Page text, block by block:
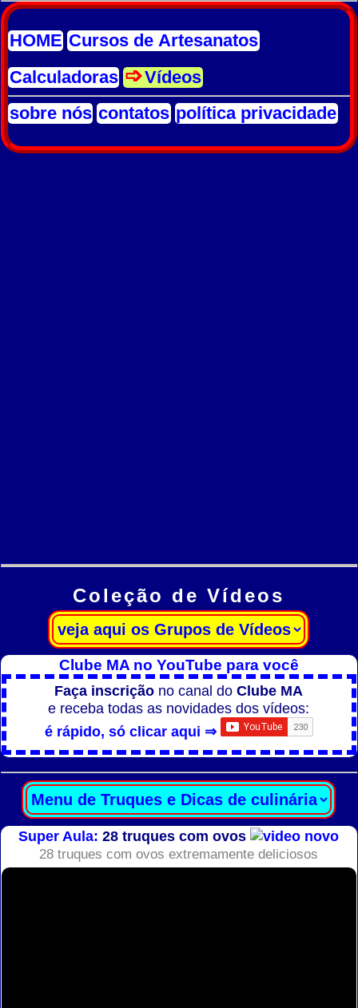
HOME Cursos de Artesanatos
Calculadoras
Vídeos
sobre nós contatos política privacidade
Coleção de Vídeos
Clube MA no YouTube para você
Faça inscrição no canal doClube MA
e receba todas as novidades dos vídeos:
é rápido, só clicar aqui ⇒
Super Aula:28 truques com ovos
28 truques com ovos extremamente deliciosos